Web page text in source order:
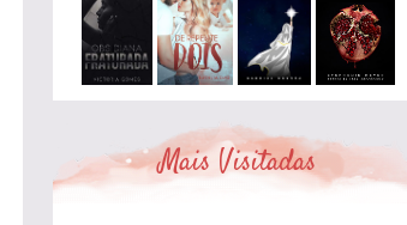
Mais Visitadas